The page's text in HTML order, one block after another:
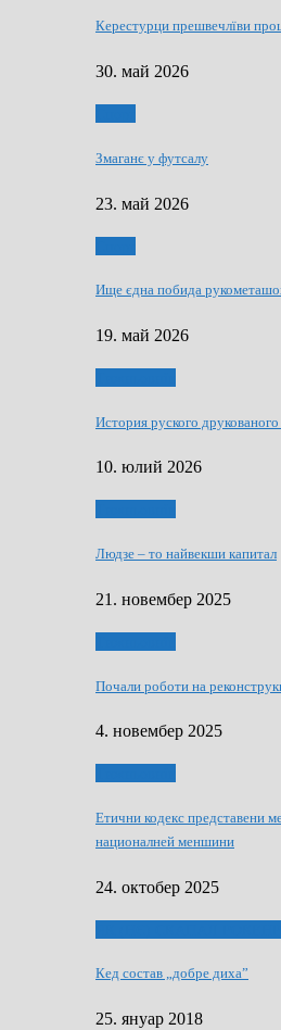
Керестурци прешвечлїви
30. май 2026
Змаганє у футсалу
23. май 2026
Ище єдна побида
19. май 2026
История руского
10. юлий 2026
Людзе – то найвекши капитал
21. новембер 2025
Почали роботи на
4. новембер 2025
Етични кодекс представени
националней меншини
24. октобер 2025
Кед состав „добре диха”
25. януар 2018